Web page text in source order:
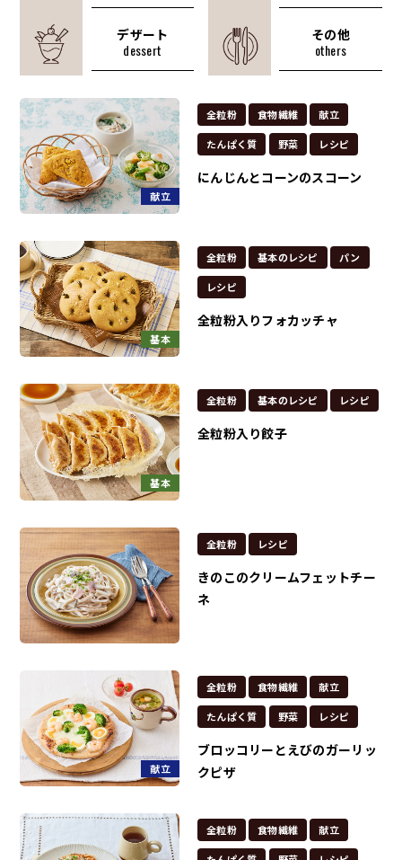
デザート
dessert
その他
others
献立
全粒粉 食物繊維 献立
たんぱく質 野菜 レシピ
にんじんとコーンのスコーン
基本
全粒粉 基本のレシピ パン
レシピ
全粒粉入りフォカッチャ
基本
全粒粉 基本のレシピ レシピ
全粒粉入り餃子
全粒粉 レシピ
きのこのクリームフェットチー
ネ
献立
全粒粉 食物繊維 献立
たんぱく質 野菜 レシピ
ブロッコリーとえびのガーリッ
クピザ
全粒粉 食物繊維 献立